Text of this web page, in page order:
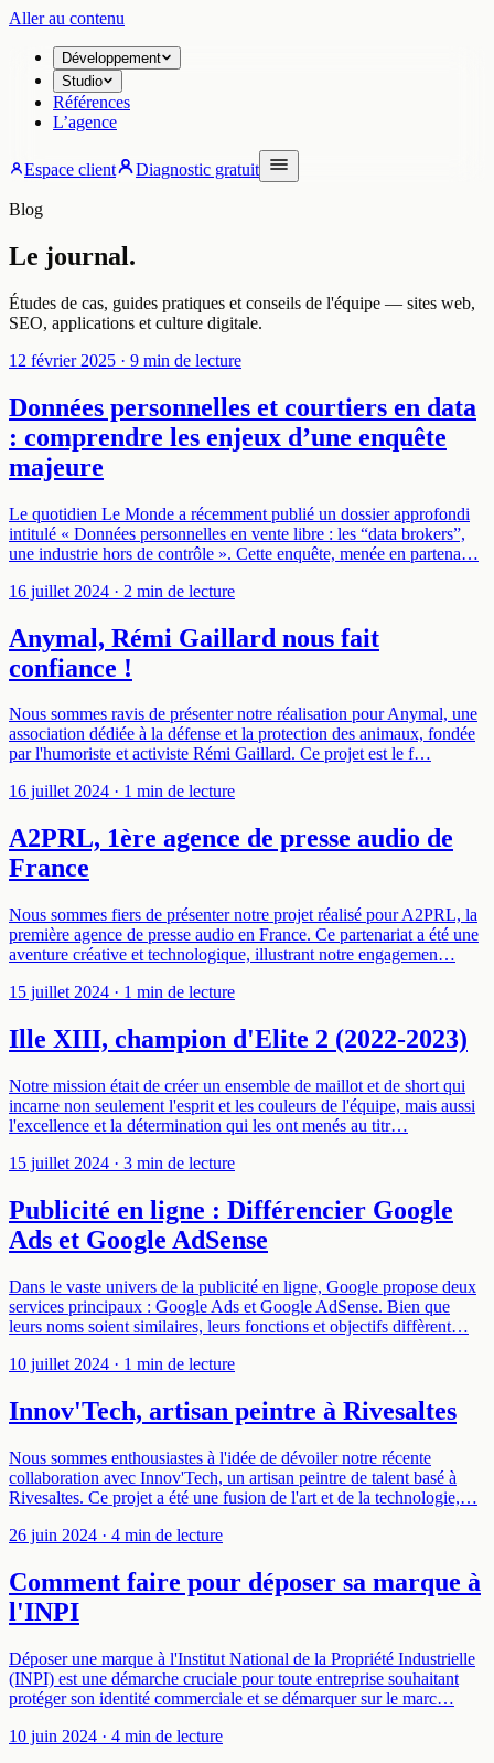
Aller au contenu
Développement
Studio
Références
L’agence
Espace client Diagnostic gratuit
Blog
Le journal.
Études de cas, guides pratiques et conseils de l'équipe — sites web,
SEO, applications et culture digitale.
12 février 2025 · 9 min de lecture
Données personnelles et courtiers en data
: comprendre les enjeux d’une enquête
majeure
Le quotidien Le Monde a récemment publié un dossier approfondi
intitulé « Données personnelles en vente libre : les “data brokers”,
une industrie hors de contrôle ». Cette enquête, menée en partena…
16 juillet 2024 · 2 min de lecture
Anymal, Rémi Gaillard nous fait
confiance !
Nous sommes ravis de présenter notre réalisation pour Anymal, une
association dédiée à la défense et la protection des animaux, fondée
par l'humoriste et activiste Rémi Gaillard. Ce projet est le f…
16 juillet 2024 · 1 min de lecture
A2PRL, 1ère agence de presse audio de
France
Nous sommes fiers de présenter notre projet réalisé pour A2PRL, la
première agence de presse audio en France. Ce partenariat a été une
aventure créative et technologique, illustrant notre engagemen…
15 juillet 2024 · 1 min de lecture
Ille XIII, champion d'Elite 2 (2022-2023)
Notre mission était de créer un ensemble de maillot et de short qui
incarne non seulement l'esprit et les couleurs de l'équipe, mais aussi
l'excellence et la détermination qui les ont menés au titr…
15 juillet 2024 · 3 min de lecture
Publicité en ligne : Différencier Google
Ads et Google AdSense
Dans le vaste univers de la publicité en ligne, Google propose deux
services principaux : Google Ads et Google AdSense. Bien que
leurs noms soient similaires, leurs fonctions et objectifs diffèrent…
10 juillet 2024 · 1 min de lecture
Innov'Tech, artisan peintre à Rivesaltes
Nous sommes enthousiastes à l'idée de dévoiler notre récente
collaboration avec Innov'Tech, un artisan peintre de talent basé à
Rivesaltes. Ce projet a été une fusion de l'art et de la technologie,…
26 juin 2024 · 4 min de lecture
Comment faire pour déposer sa marque à
l'INPI
Déposer une marque à l'Institut National de la Propriété Industrielle
(INPI) est une démarche cruciale pour toute entreprise souhaitant
protéger son identité commerciale et se démarquer sur le marc…
10 juin 2024 · 4 min de lecture